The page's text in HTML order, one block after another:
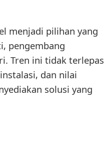
menjadi pilihan yang
pengembang
Tren ini tidak terlepas
dan nilai
solusi yang